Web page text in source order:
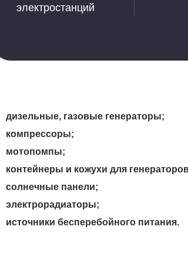
электростанций
дизельные, газовые генераторы;
компрессоры;
мотопомпы;
контейнеры и кожухи для
солнечные панели;
электрорадиаторы;
источники бесперебойного питания.